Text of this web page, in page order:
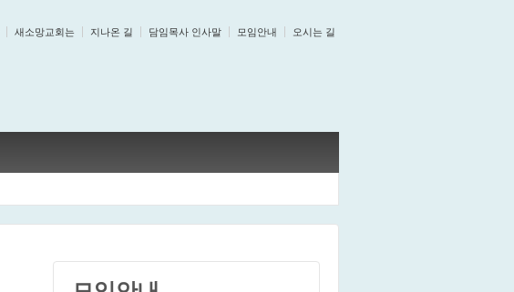
새소망교회는 지나온 길 담임목사 인사말 모임안내 오시는 길